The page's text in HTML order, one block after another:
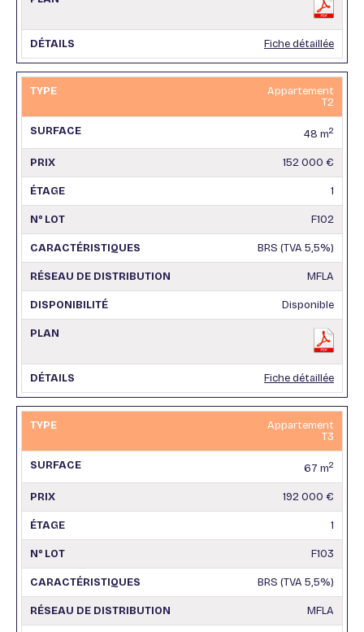
Fiche détaillée
Appartement
T2
48 m2
152 000 €
1
F102
BRS (TVA 5,5%)
MFLA
Disponible
Fiche détaillée
Appartement
T3
67 m2
192 000 €
1
F103
BRS (TVA 5,5%)
MFLA